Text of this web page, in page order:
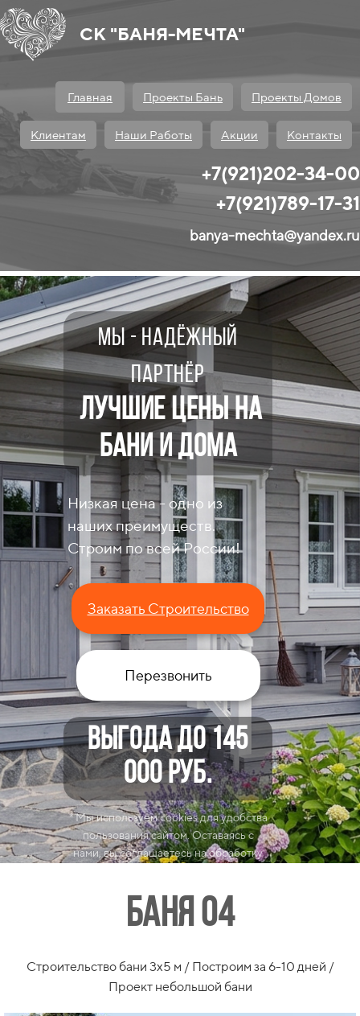
СК "БАНЯ-МЕЧТА"
Главная Проекты Бань Проекты Домов
Клиентам Наши Работы Акции Контакты
+7(921)202-34-00
+7(921)789-17-31
banya-mechta@yandex.ru
мы - надёжный
партнёр
Лучшие цены на
бани и дома
Низкая цена - одно из
наших преимуществ.
Строим по всей России!
Заказать Строительство
Перезвонить
ВЫГОДА до 145
000руб.
* Мы используем cookies для удобства
пользования сайтом. Оставаясь с
нами, вы соглашаетесь на обработку
Баня 04
Строительство бани 3x5 м / Построим за 6-10 дней /
Проект небольшой бани